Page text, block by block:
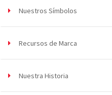
Nuestros Símbolos
Recursos de Marca
Nuestra Historia